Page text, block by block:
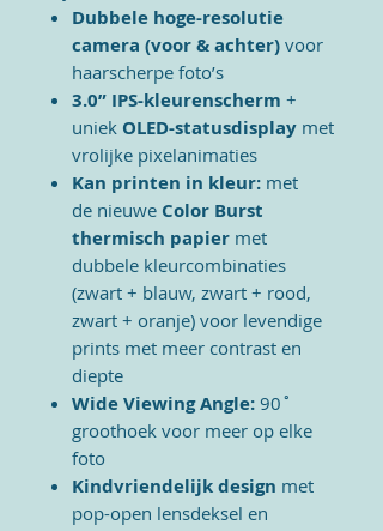
Dubbele hoge-resolutie
camera (voor & achter) voor
haarscherpe foto’s
3.0” IPS-kleurenscherm +
uniek OLED-statusdisplay met
vrolijke pixelanimaties
Kan printen in kleur: met
de nieuwe Color Burst
thermisch papier met
dubbele kleurcombinaties
(zwart + blauw, zwart + rood,
zwart + oranje) voor levendige
prints met meer contrast en
diepte
Wide Viewing Angle: 90˚
groothoek voor meer op elke
foto
Kindvriendelijk design met
pop-open lensdeksel en